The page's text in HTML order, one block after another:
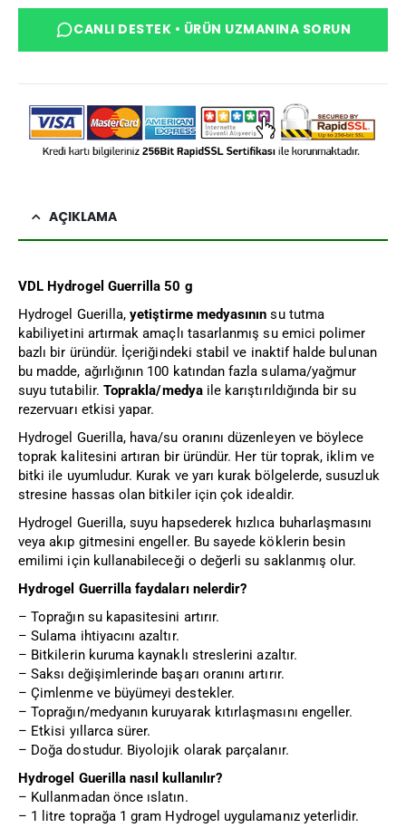
CANLI DESTEK • ÜRÜN UZMANINA SORUN
AÇIKLAMA
VDL Hydrogel Guerrilla50 g
Hydrogel Guerilla,yetiştirme medyasının su tutma
kabiliyetini artırmak amaçlı tasarlanmış su emici polimer
bazlı bir üründür. İçeriğindeki stabil ve inaktif halde bulunan
bu madde, ağırlığının 100 katından fazla sulama/yağmur
suyu tutabilir. Toprakla/medyaile karıştırıldığında bir su
rezervuarı etkisi yapar.
Hydrogel Guerilla, hava/su oranını düzenleyen ve böylece
toprak kalitesini artıran bir üründür. Her tür toprak, iklim ve
bitki ile uyumludur. Kurak ve yarı kurak bölgelerde, susuzluk
stresine hassas olan bitkiler için çok idealdir.
Hydrogel Guerilla, suyu hapsederek hızlıca buharlaşmasını
veya akıp gitmesini engeller. Bu sayede köklerin besin
emilimi için kullanabileceği o değerli su saklanmış olur.
Hydrogel Guerrilla faydaları nelerdir?
– Toprağın su kapasitesini artırır.
– Sulama ihtiyacını azaltır.
– Bitkilerin kuruma kaynaklı streslerini azaltır.
– Saksı değişimlerinde başarı oranını artırır.
– Çimlenme ve büyümeyi destekler.
– Toprağın/medyanın kuruyarak kıtırlaşmasını engeller.
– Etkisi yıllarca sürer.
– Doğa dostudur. Biyolojik olarak parçalanır.
Hydrogel Guerilla nasıl kullanılır?
– Kullanmadan önce ıslatın.
– 1 litre toprağa 1 gram Hydrogel uygulamanız yeterlidir.